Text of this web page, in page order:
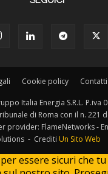
Cookie policy Contatti
Italia Energia S.R.L. P.iva
di Roma con il n. 221
provider: FlameNetworks -
- Crediti Un Sito Web
essere sicuri che